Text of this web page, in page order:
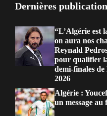
Dernières
“L’Algérie est
on aura nos
Reynald
pour qualifier
demi-finales
2026
Algérie :
un message